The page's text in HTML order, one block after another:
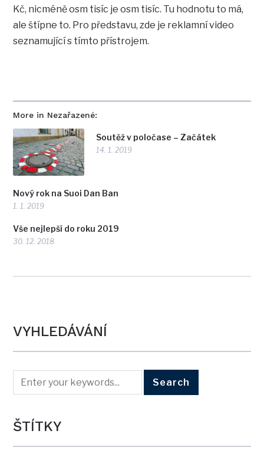
More in Nezařazené:
Soutěž v poločase – Začátek
14. 1. 2019
Nový rok na Suoi Dan Ban
1. 1. 2019
Vše nejlepší do roku 2019
30. 12. 2018
Kč, nicméně osm tisíc je osm tisíc. Tu hodnotu to má,
ale štípne to. Pro představu, zde je reklamní video
seznamující s tímto přístrojem.
VYHLEDÁVÁNÍ
ŠTÍTKY